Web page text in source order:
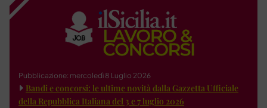
Pubblicazione: mercoledì 8 Luglio 2026
Bandi e concorsi: le ultime novità dalla Gazzetta Ufficiale
della Repubblica Italiana del 3 e 7 luglio 2026